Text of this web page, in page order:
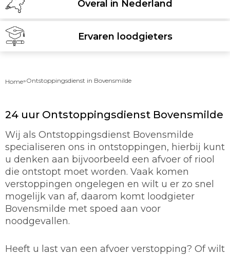
Overal in Nederland
Ervaren loodgieters
Home»Ontstoppingsdienst in Bovensmilde
24 uur Ontstoppingsdienst Bovensmilde
Wij als Ontstoppingsdienst Bovensmilde
specialiseren ons in ontstoppingen, hierbij kunt
u denken aan bijvoorbeeld een afvoer of riool
die ontstopt moet worden. Vaak komen
verstoppingen ongelegen en wilt u er zo snel
mogelijk van af, daarom komt loodgieter
Bovensmilde met spoed aan voor
noodgevallen.
Heeft u last van een afvoer verstopping? Of wilt